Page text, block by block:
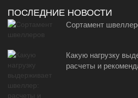
ПОСЛЕДНИЕ НОВОСТИ
Сортамент
Какую нагрузку
расчеты и